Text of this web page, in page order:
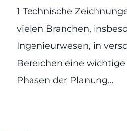
1 Technische
vielen Branchen,
Ingenieurwesen, in
Bereichen eine wichtige
Phasen der Planung…